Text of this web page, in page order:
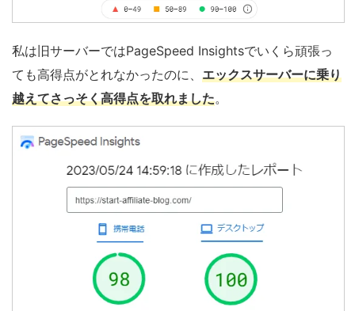
私は旧サーバーではPageSpeed Insightsでいくら頑張っ
ても高得点がとれなかったのに、 エックスサーバーに乗り
越えてさっそく高得点を取れました。